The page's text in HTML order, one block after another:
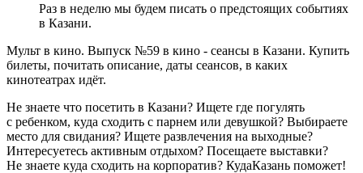
Раз в неделю мы будем писать о предстоящих событиях
в Казани.
Мульт в кино. Выпуск №59 в кино - сеансы в Казани. Купить
билеты, почитать описание, даты сеансов, в каких
кинотеатрах идёт.
Не знаете что посетить в Казани? Ищете где погулять
с ребенком, куда сходить с парнем или девушкой? Выбираете
место для свидания? Ищете развлечения на выходные?
Интересуетесь активным отдыхом? Посещаете выставки?
Не знаете куда сходить на корпоратив? КудаКазань поможет!